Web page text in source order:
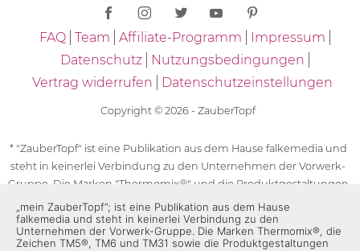
FAQ Team Affiliate-Programm
Impressum
Datenschutz
Nutzungsbedingungen
Vertrag widerrufen
Datenschutzeinstellungen
Copyright © 2026 - ZauberTopf
* "ZauberTopf" ist eine Publikation aus dem Hause falkemedia und
steht in keinerlei Verbindung zu den Unternehmen der Vorwerk-
Gruppe. Die Marken "Thermomix®" und die Produktgestaltungen
des "Thermomix®" sind eingetragene Marken der Unternehmen
der Vorwerk-Gruppe. Die Marken Thermomix®, die Zeichen TM5®,
TM6 und TM31 sowie die Produktgestaltungen des Thermomix®
„mein ZauberTopf”; ist eine Publikation aus dem Hause
falkemedia und steht in keinerlei Verbindung zu den
Unternehmen der Vorwerk-Gruppe. Die Marken Thermomix®, die
Zeichen TM5®, TM6 und TM31 sowie die Produktgestaltungen